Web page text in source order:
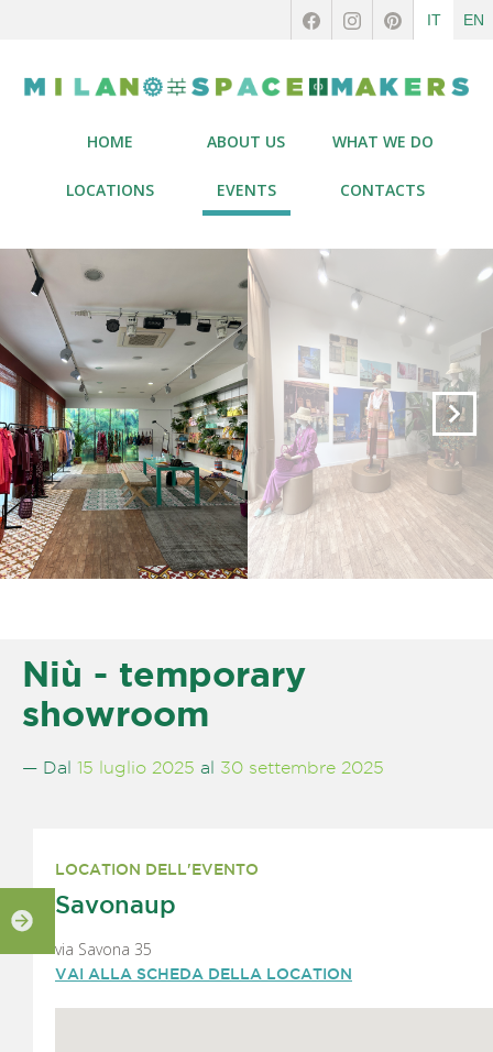
IT EN
HOME ABOUT US WHAT WE DO
LOCATIONS EVENTS CONTACTS
Niù - temporary
showroom
— Dal 15 luglio 2025 al 30 settembre 2025
LOCATION DELL'EVENTO
Savonaup
via Savona 35
VAI ALLA SCHEDA DELLA LOCATION